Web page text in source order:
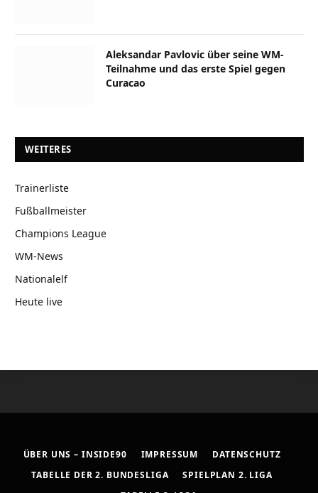
Aleksandar Pavlovic über seine WM-
Teilnahme und das erste Spiel gegen
Curacao
WEITERES
Trainerliste
Fußballmeister
Champions League
WM-News
Nationalelf
Heute live
ÜBER UNS – INSIDE90 IMPRESSUM
DATENSCHUTZ
TABELLE DER 2. BUNDESLIGA
SPIELPLAN 2. LIGA